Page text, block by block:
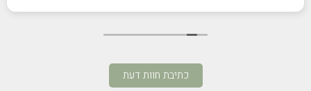
כתיבת חוות דעת